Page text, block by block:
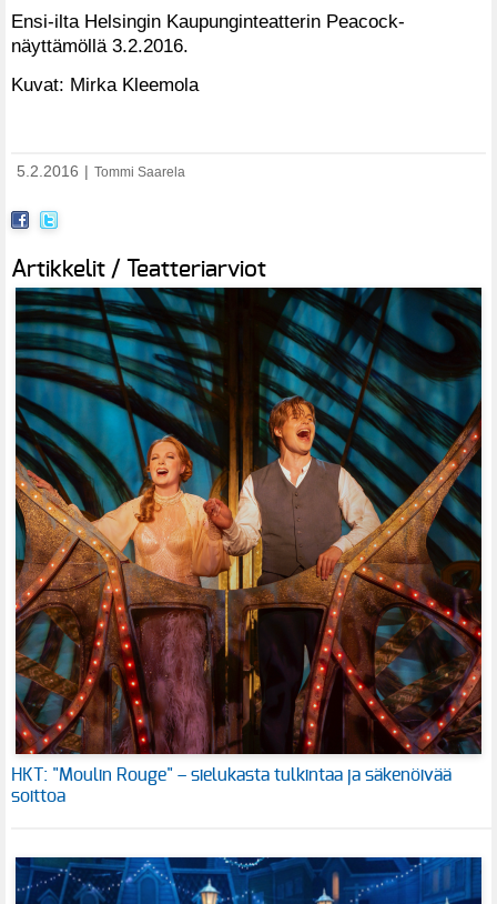
Ensi-ilta Helsingin Kaupunginteatterin Peacock-
näyttämöllä 3.2.2016.
Kuvat: Mirka Kleemola
5.2.2016 | Tommi Saarela
Artikkelit / Teatteriarviot
HKT: "Moulin Rouge" – sielukasta tulkintaa ja säkenöivää
soittoa